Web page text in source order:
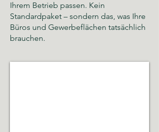
Ihrem Betrieb passen. Kein
Standardpaket – sondern das, was Ihre
Büros und Gewerbeflächen tatsächlich
brauchen.